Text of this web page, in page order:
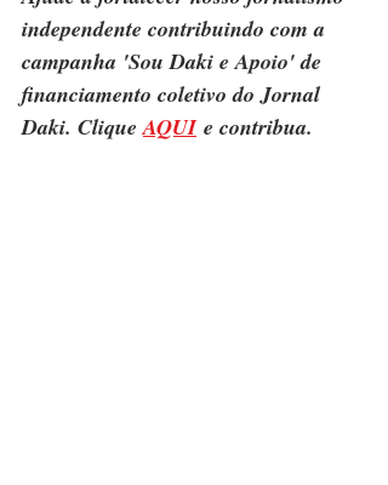
independente contribuindo com a
campanha 'Sou Daki e Apoio' de
financiamento coletivo do Jornal
Daki. Clique AQUI e contribua.